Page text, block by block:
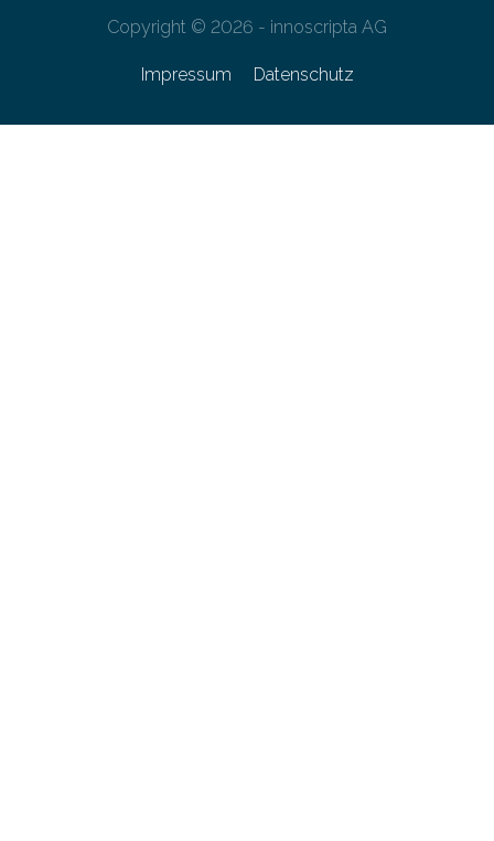
Copyright © 2026 - innoscripta AG
Impressum Datenschutz